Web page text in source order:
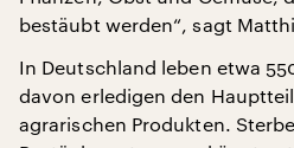
bestäubt werden“, sagt
In Deutschland leben etwa
davon erledigen den
agrarischen Produkten.